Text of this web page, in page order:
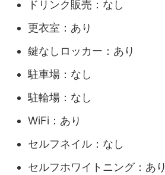
ドリンク販売：なし
更衣室：あり
鍵なしロッカー：あり
駐車場：なし
駐輪場：なし
WiFi：あり
セルフネイル：なし
セルフホワイトニング：あり